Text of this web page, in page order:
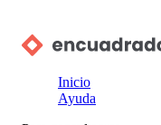
Inicio
Ayuda